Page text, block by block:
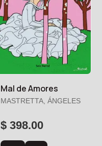
Mal de Amores
MASTRETTA, ÁNGELES
$ 398.00